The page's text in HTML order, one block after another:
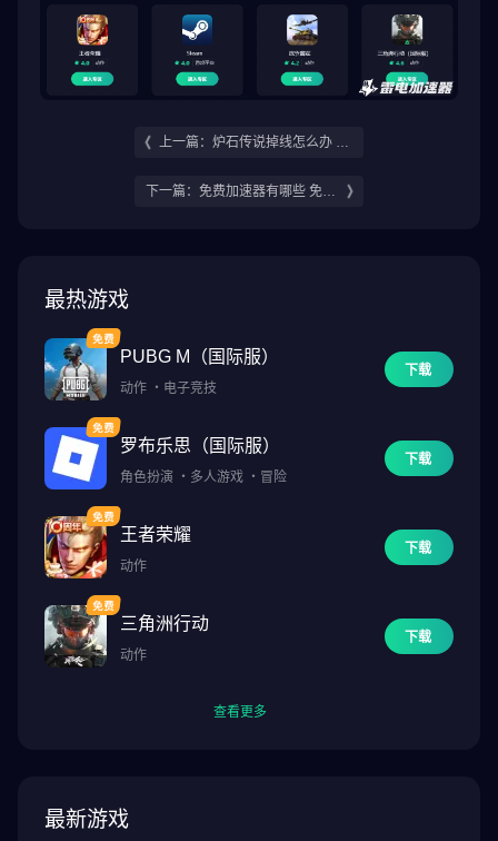
上一篇：炉石传说掉线怎么办 炉
下一篇：免费加速器有哪些 免费
最热游戏
PUBG M（国际服）
动作 ・ 电子竞技
下载
罗布乐思（国际服）
角色扮演 ・ 多人游戏 ・ 冒险
下载
王者荣耀
动作
下载
三角洲行动
动作
下载
查看更多
最新游戏